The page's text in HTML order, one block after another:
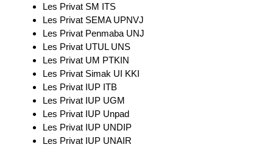
Les Privat SM ITS
Les Privat SEMA UPNVJ
Les Privat Penmaba UNJ
Les Privat UTUL UNS
Les Privat UM PTKIN
Les Privat Simak UI KKI
Les Privat IUP ITB
Les Privat IUP UGM
Les Privat IUP Unpad
Les Privat IUP UNDIP
Les Privat IUP UNAIR